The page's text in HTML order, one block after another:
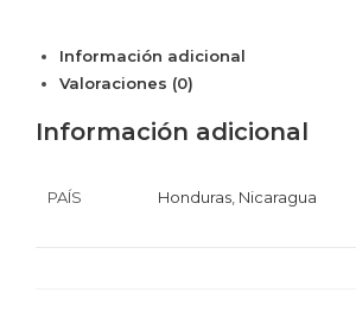
Información adicional
Valoraciones (0)
Información adicional
PAÍS Honduras Nicaragua